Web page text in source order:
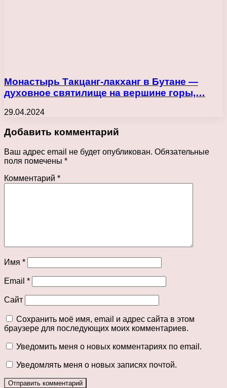
Монастырь Такцанг-лакханг в Бутане —
духовное святилище на вершине горы,…
29.04.2024
Добавить комментарий
Ваш адрес email не будет опубликован. Обязательные
поля помечены *
Комментарий *
Имя *
Email *
Сайт
Сохранить моё имя, email и адрес сайта в этом
браузере для последующих моих комментариев.
Уведомить меня о новых комментариях по email.
Уведомлять меня о новых записях почтой.